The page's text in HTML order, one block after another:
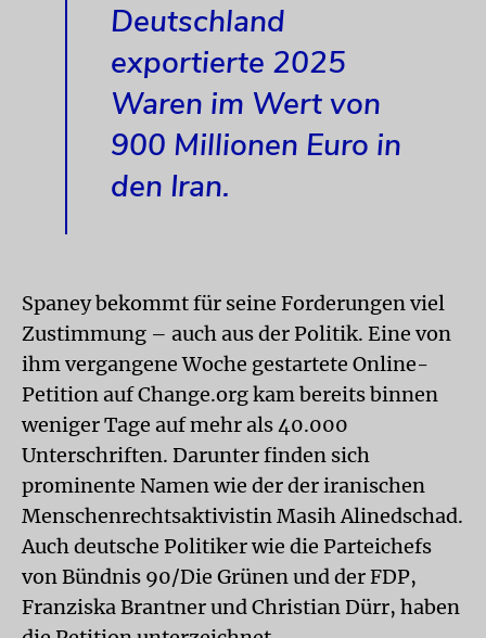
Deutschland
exportierte 2025
Waren im Wert von
900 Millionen Euro in
den Iran.
Spaney bekommt für seine Forderungen viel
Zustimmung – auch aus der Politik. Eine von
ihm vergangene Woche gestartete Online-
Petition auf Change.org kam bereits binnen
weniger Tage auf mehr als 40.000
Unterschriften. Darunter finden sich
prominente Namen wie der der iranischen
Menschenrechtsaktivistin Masih Alinedschad.
Auch deutsche Politiker wie die Parteichefs
von Bündnis 90/Die Grünen und der FDP,
Franziska Brantner und Christian Dürr, haben